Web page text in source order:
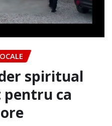
spiritual
ca